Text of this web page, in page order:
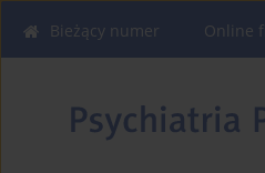
Bieżący numer Online